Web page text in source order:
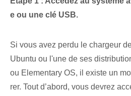
e ou une clé USB.
Si vous avez perdu le chargeur
Ubuntu ou l'une de ses
ou Elementary OS, il existe un
rer. Tout d’abord, vous devrez